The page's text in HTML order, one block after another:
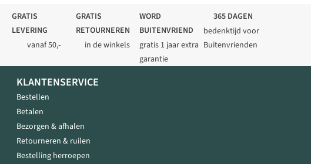
GRATIS
LEVERING
vanaf 50,-
GRATIS
RETOURNEREN
in de winkels
WORD
BUITENVRIEND
gratis 1 jaar extra
garantie
365 DAGEN
bedenktijd voor
Buitenvrienden
KLANTENSERVICE
Bestellen
Betalen
Bezorgen & afhalen
Retourneren & ruilen
Bestelling herroepen